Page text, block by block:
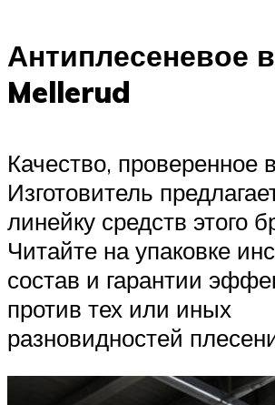
Антиплесеневое
Mellerud
Качество, проверенное
Изготовитель
линейку средств этого
Читайте на упаковке
состав и гарантии
против тех или иных
разновидностей